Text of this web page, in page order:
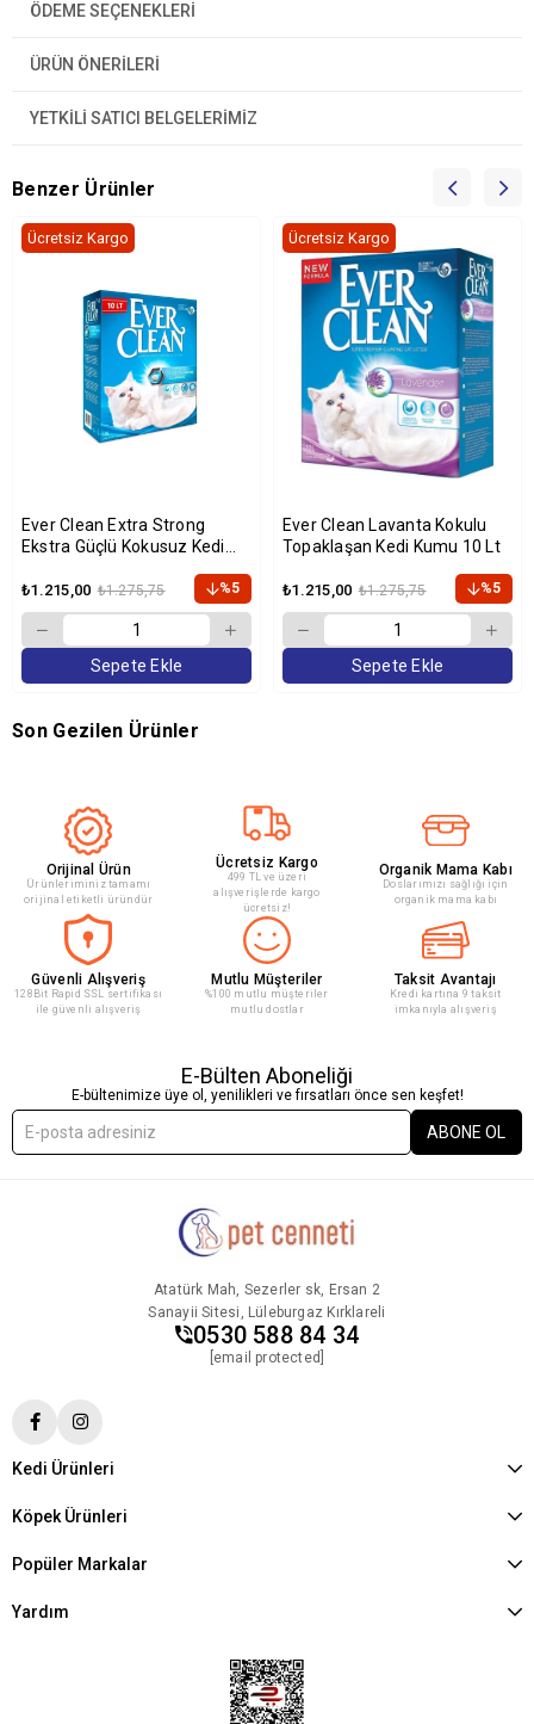
ÖDEME SEÇENEKLERI
ÜRÜN ÖNERILERI
YETKİLİ SATICI BELGELERİMİZ
Benzer Ürünler
Ever Clean Extra Strong
Ekstra Güçlü Kokusuz Kedi
₺1.215,00 ₺1.275,75 %5
Ücretsiz Kargo
Sepete Ekle
Ever Clean Lavanta Kokulu
Topaklaşan Kedi Kumu 10 Lt
₺1.215,00 ₺1.275,75 %5
Ücretsiz Kargo
Sepete Ekle
Son Gezilen Ürünler
Orijinal Ürün
Ürünleriminiz tamamı
orijinal etiketli üründür
Ücretsiz Kargo
499 TL ve üzeri
alışverişlerde kargo
ücretsiz!
Organik Mama Kabı
Doslarımızı sağlığı için
organik mama kabı
Güvenli Alışveriş
128Bit Rapid SSL sertifikası
ile güvenli alışveriş
Mutlu Müşteriler
%100 mutlu müşteriler
mutlu dostlar
Taksit Avantajı
Kredi kartına 9 taksit
imkanıyla alışveriş
E-Bülten Aboneliği
E-bültenimize üye ol, yenilikleri ve fırsatları önce sen keşfet!
ABONE OL
Atatürk Mah, Sezerler sk, Ersan 2
Sanayii Sitesi, Lüleburgaz Kırklareli
0530 588 84 34
[email protected]
Kedi Ürünleri
Köpek Ürünleri
Popüler Markalar
Yardım